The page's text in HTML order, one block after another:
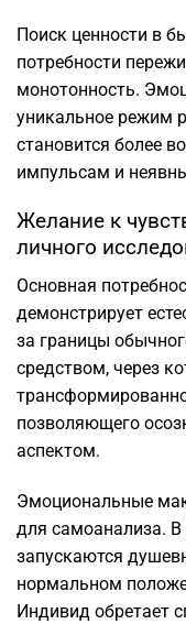
Поиск ценности в
потребности
монотонность.
уникальное режим
становится более
импульсам и
Желание к
личного
Основная
демонстрирует
за границы
средством, через
позволяющего
аспектом.
Эмоциональные
для самоанализа.
запускаются
нормальном
Индивид обретает